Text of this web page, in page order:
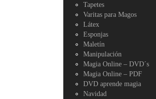
Tapetes
Varitas para Magos
Látex
Esponjas
Maletín
Manipulación
Magia Online – DVD´s
Magia Online – PDF
DVD aprende magia
Navidad